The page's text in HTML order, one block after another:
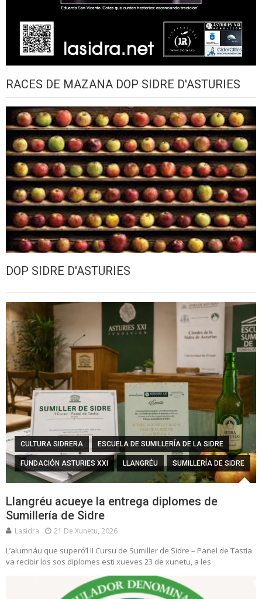
RACES DE MAZANA DOP SIDRE D'ASTURIES
DOP SIDRE D'ASTURIES
CULTURA SIDRERA ESCUELA DE SUMILLERÍA DE LA SIDRE
FUNDACIÓN ASTURIES XXI LLANGRÉU SUMILLERÍA DE SIDRE
Llangréu acueye la entrega diplomes de
Sumillería de Sidre
Lasidra 21 De Xunetu, 2026
L’alumnáu que superó’l II Cursu de Sumiller de Sidre – Panel de Tastia
va recibir los sos diplomes esti xueves 23 de xunetu, a les